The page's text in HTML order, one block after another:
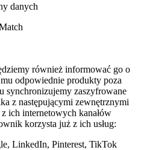
danych
również informować go o
odpowiednie produkty poza
synchronizujemy zaszyfrowane
z następującymi zewnętrznymi
ich internetowych kanałów
korzysta już z ich usług:
LinkedIn, Pinterest, TikTok